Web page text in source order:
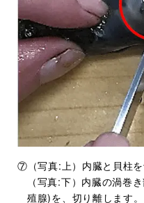
⑦（写真:上）内臓と貝柱を
（写真:下）内臓の渦巻
殖腺)を、切り離します。